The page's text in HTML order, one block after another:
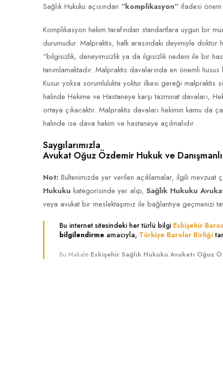
Sağlık Hukuku açısından “komplikasyon” ifadesi
Komplikasyon hekim tarafından standartlara uygun bir
durumudur. Malpraktis, halk arasındaki deyimiyle doktor
“bilgisizlik, deneyimsizlik ya da ilgisizlik nedeni ile bir
tanımlamaktadır. Malpraktis davalarında en önemli husus
Kusur yoksa sorumlulukta yoktur ilkesi gereği malpraktis
halinde Hekime ve Hastaneye karşı tazminat davaları,
ortaya çıkacaktır. Malpraktis davaları hekimin kamu da
halinde ise dava hekim ve hastaneye açılmalıdır.
Saygılarımızla
Avukat Oğuz Özdemir Hukuk ve
Not: Bültenimizde yer verilen açıklamalar, ilgili mevzuat
Hukuku kategorisinde yer alıp, Sağlık Hukuku
veya avukat bir meslektaşımız ile bağlantıya geçmenizi
Bu internet sitesindeki her türlü bilgi Eskişehir
bilgilendirme amacıyla, Türkiye Barolar Birliği
Bu Makale Eskişehir Sağlık Hukuku Avukatı Oğuz